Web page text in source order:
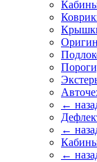
←
←
←